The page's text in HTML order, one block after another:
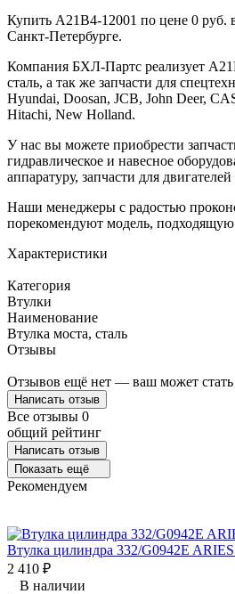
Купить A21B4-12001 по цене 0
Санкт-Петербурге.
Компания БХЛ-Партс реализует
сталь, а так же запчасти для
Hyundai, Doosan, JCB, John Deer,
Hitachi, New Holland.
У нас вы можете приобрести
гидравлическое и навесное
аппаратуру, запчасти для
Наши менеджеры с радостью
порекомендуют модель,
Характеристики
Категория
Втулки
Наименование
Втулка моста, сталь
Отзывы
Отзывов ещё нет — ваш может
Написать отзыв
Все отзывы 0
общий рейтинг
Написать отзыв
Показать ещё
Рекомендуем
Втулка цилиндра 332/G0942E
2 410 ₽
В наличии